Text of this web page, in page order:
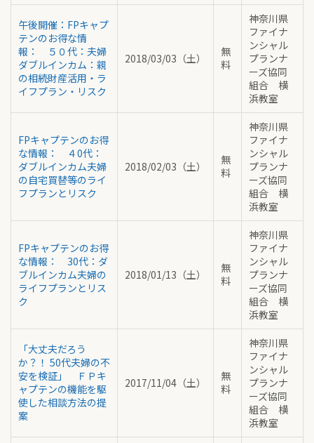
午後開催：FPキャプ
テンのお得な情
報： ５０代：夫婦
ダブルインカム：親
の相続財産活用・ラ
イフプラン・リスク
2018/03/03（土）
無
料
神奈川県
ファイナ
ンシャル
プランナ
ーズ協同
組合 横
浜教室
FPキャプテンのお得
な情報： ４0代：
ダブルインカム夫婦
の自宅買替等のライ
フプランとリスク
2018/02/03（土）
無
料
神奈川県
ファイナ
ンシャル
プランナ
ーズ協同
組合 横
浜教室
FPキャプテンのお得
な情報： 30代：ダ
ブルインカム夫婦の
ライフプランとリス
ク
2018/01/13（土）
無
料
神奈川県
ファイナ
ンシャル
プランナ
ーズ協同
組合 横
浜教室
「大丈夫だろう
か？！ 50代夫婦の不
安を検証」 ＦＰキ
ャプテンの機能を駆
使した相談方法の提
案
2017/11/04（土）
無
料
神奈川県
ファイナ
ンシャル
プランナ
ーズ協同
組合 横
浜教室